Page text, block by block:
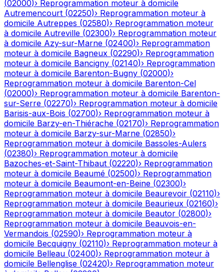
(02000)› Reprogrammation moteur à domicile
Autremencourt (02250)› Reprogrammation moteur à
domicile Autreppes (02580)› Reprogrammation moteur
à domicile Autreville (02300)› Reprogrammation moteur
à domicile Azy-sur-Marne (02400)› Reprogrammation
moteur à domicile Bagneux (02290)› Reprogrammation
moteur à domicile Bancigny (02140)› Reprogrammation
moteur à domicile Barenton-Bugny (02000)›
Reprogrammation moteur à domicile Barenton-Cel
(02000)› Reprogrammation moteur à domicile Barenton-
sur-Serre (02270)› Reprogrammation moteur à domicile
Barisis-aux-Bois (02700)› Reprogrammation moteur à
domicile Barzy-en-Thiérache (02170)› Reprogrammation
moteur à domicile Barzy-sur-Marne (02850)›
Reprogrammation moteur à domicile Bassoles-Aulers
(02380)› Reprogrammation moteur à domicile
Bazoches-et-Saint-Thibaut (02220)› Reprogrammation
moteur à domicile Beaumé (02500)› Reprogrammation
moteur à domicile Beaumont-en-Beine (02300)›
Reprogrammation moteur à domicile Beaurevoir (02110)›
Reprogrammation moteur à domicile Beaurieux (02160)›
Reprogrammation moteur à domicile Beautor (02800)›
Reprogrammation moteur à domicile Beauvois-en-
Vermandois (02590)› Reprogrammation moteur à
domicile Becquigny (02110)› Reprogrammation moteur à
domicile Belleau (02400)› Reprogrammation moteur à
domicile Bellenglise (02420)› Reprogrammation moteur